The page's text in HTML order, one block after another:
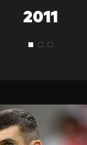
2011